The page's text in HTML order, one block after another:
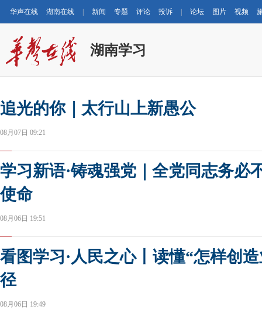
华声在线 湖南在线 新闻 专题 评论 投诉 论坛 图片 视频
湖南学习
追光的你｜太行山上新愚公
08月07日 09:21
学习新语·铸魂强党｜全党同志务必
使命
08月06日 19:51
看图学习·人民之心丨读懂“怎样创
径
08月06日 19:49